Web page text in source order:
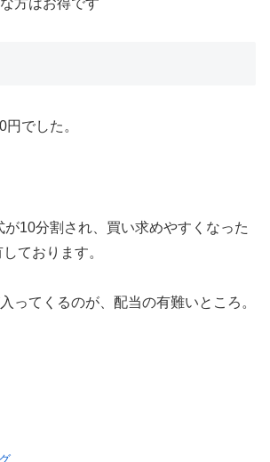
でした。
10分割され、買い求めやすくなった
ております。
ってくるのが、配当の有難いところ。